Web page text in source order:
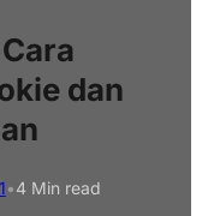
dan
•4 Min read